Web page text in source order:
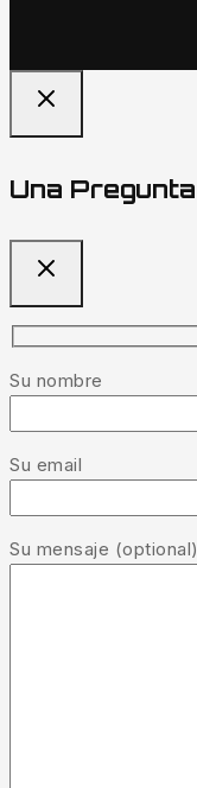
Una Pregunta
Su nombre
Su email
Su mensaje (optional)